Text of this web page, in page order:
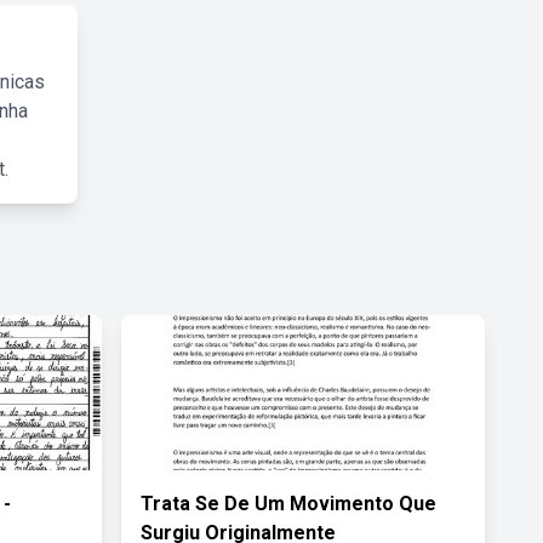
Trata Se De Um Movimento Que
Surgiu Originalmente